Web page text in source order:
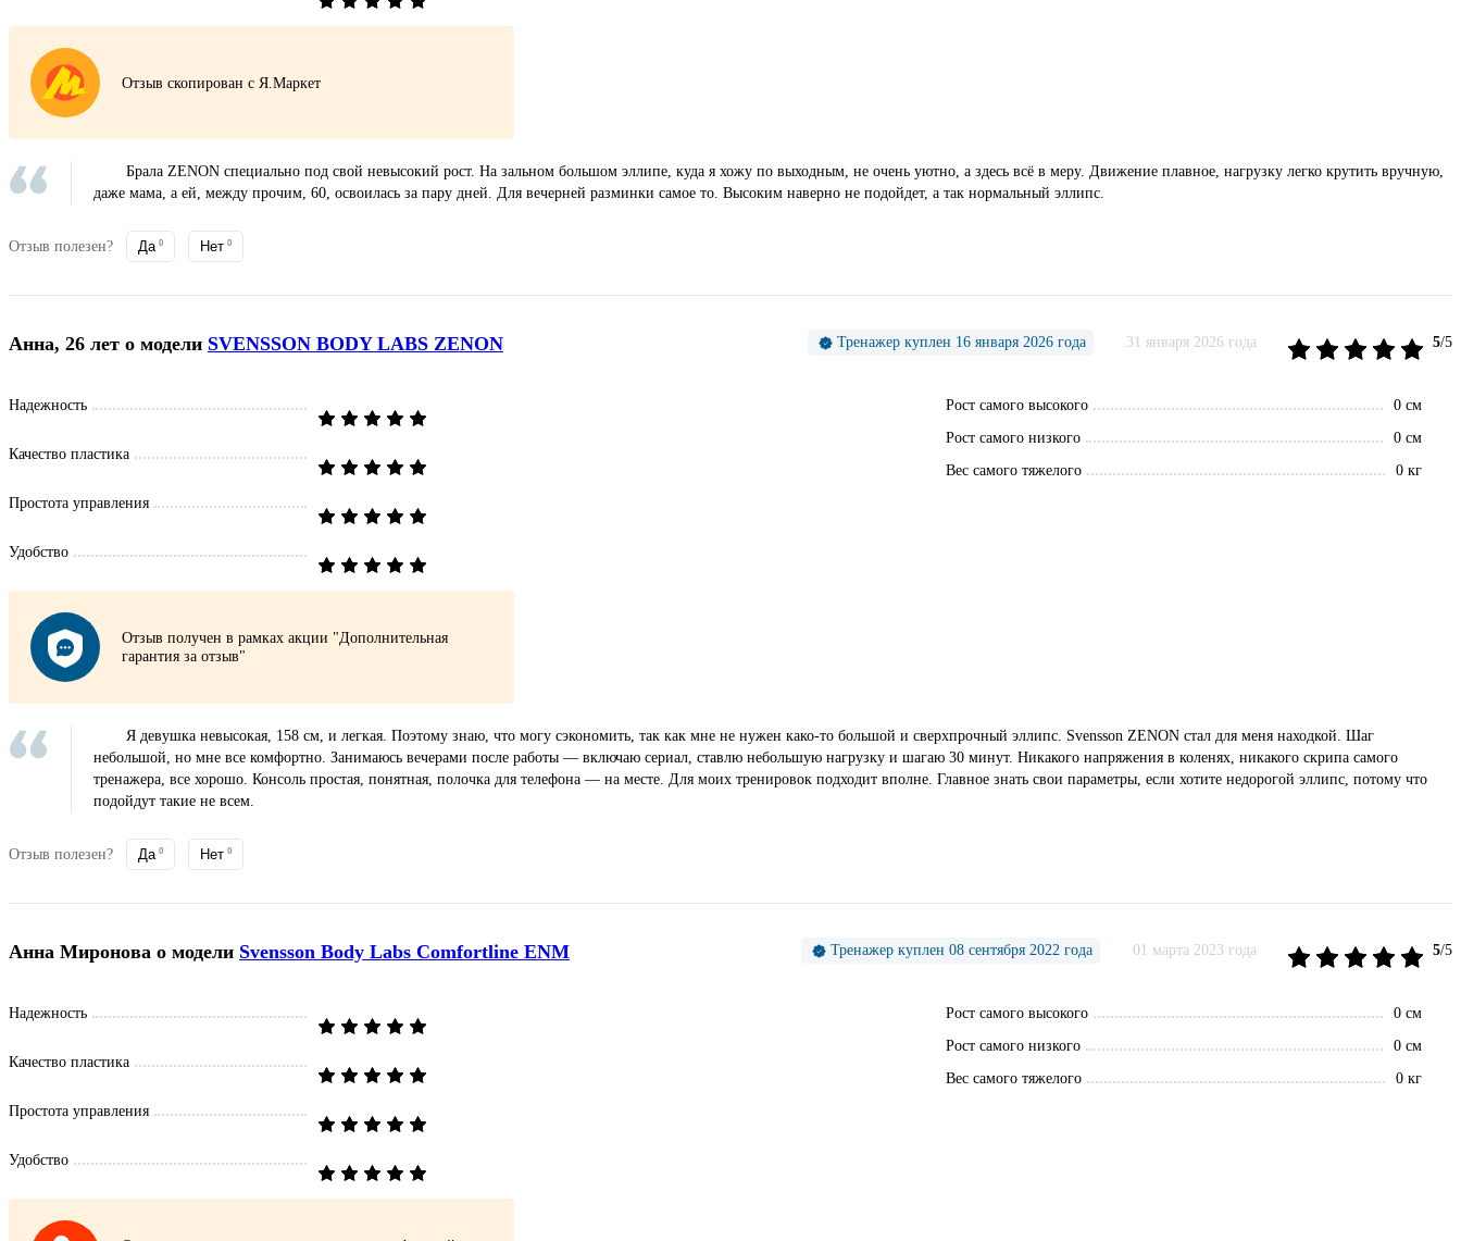
Отзыв скопирован с Я.Маркет
Брала ZENON специально под свой невысокий рост. На зальном большом эллипе, куда я хожу по выходным, не очень уютно, а здесь всё в меру. Движение плавное, нагрузку легко крутить вручную,
даже мама, а ей, между прочим, 60, освоилась за пару дней. Для вечерней разминки самое то. Высоким наверно не подойдет, а так нормальный эллипс.
Отзыв полезен? Да 0 Нет 0
Анна, 26 лет о модели SVENSSON BODY LABS ZENON Тренажер куплен 16 января 2026 года 31 января 2026 года 5/5
Надежность
Качество пластика
Простота управления
Удобство
Рост самого высокого
0 см
Рост самого низкого
0 см
Вес самого тяжелого
0 кг
Отзыв получен в рамках акции "Дополнительная
гарантия за отзыв"
Я девушка невысокая, 158 см, и легкая. Поэтому знаю, что могу сэкономить, так как мне не нужен како-то большой и сверхпрочный эллипс. Svensson ZENON стал для меня находкой. Шаг
небольшой, но мне все комфортно. Занимаюсь вечерами после работы — включаю сериал, ставлю небольшую нагрузку и шагаю 30 минут. Никакого напряжения в коленях, никакого скрипа самого
тренажера, все хорошо. Консоль простая, понятная, полочка для телефона — на месте. Для моих тренировок подходит вполне. Главное знать свои параметры, если хотите недорогой эллипс, потому что
подойдут такие не всем.
Отзыв полезен? Да 0 Нет 0
Анна Миронова о модели Svensson Body Labs Comfortline ENM Тренажер куплен 08 сентября 2022 года 01 марта 2023 года 5/5
Надежность
Качество пластика
Простота управления
Удобство
Рост самого высокого
0 см
Рост самого низкого
0 см
Вес самого тяжелого
0 кг